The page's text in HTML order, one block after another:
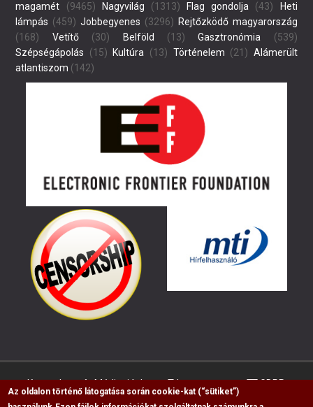
magamét (9465) Nagyvilág (1313) Flag gondolja (43)
Heti
lámpás (459) Jobbegyenes (3296) Rejtőzködő magyarország
(168)
Vetítő(30) Belföld (13) Gasztronómia (539)
Szépségápolás (15) Kultúra (13) Történelem (21) Alámerült
atlantiszom (142)
Kapcsolat Médiaajánlat Impresszum GDPR
Az oldalon történő látogatása során cookie-kat (“sütiket”)